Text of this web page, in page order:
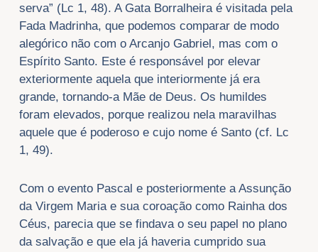
serva” (Lc 1, 48). A Gata Borralheira é visitada pela
Fada Madrinha, que podemos comparar de modo
alegórico não com o Arcanjo Gabriel, mas com o
Espírito Santo. Este é responsável por elevar
exteriormente aquela que interiormente já era
grande, tornando-a Mãe de Deus. Os humildes
foram elevados, porque realizou nela maravilhas
aquele que é poderoso e cujo nome é Santo (cf. Lc
1, 49).
Com o evento Pascal e posteriormente a Assunção
da Virgem Maria e sua coroação como Rainha dos
Céus, parecia que se findava o seu papel no plano
da salvação e que ela já haveria cumprido sua